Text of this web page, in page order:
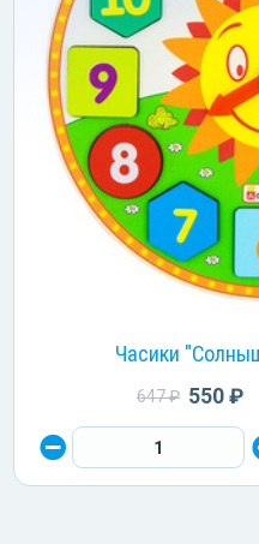
Часики
647 ₽ 550 ₽